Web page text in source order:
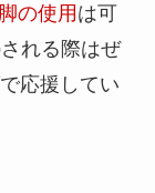
の使用 は可
れる際はぜ
応援してい